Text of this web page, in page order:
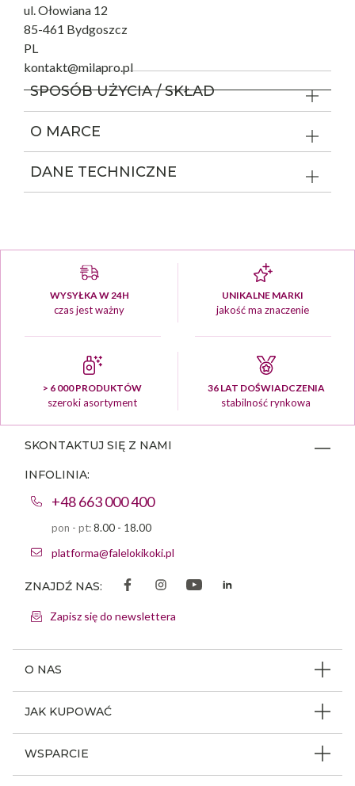
ul. Ołowiana 12
85-461 Bydgoszcz
PL
kontakt@milapro.pl
SPOSÓB UŻYCIA / SKŁAD
O MARCE
DANE TECHNICZNE
WYSYŁKA W 24H
czas jest ważny
UNIKALNE MARKI
jakość ma znaczenie
> 6 000 PRODUKTÓW
szeroki asortyment
36 LAT DOŚWIADCZENIA
stabilność rynkowa
O NAS
Dlaczego FLK
JAK KUPOWAĆ
WSPARCIE
SKONTAKTUJ SIĘ Z NAMI
INFOLINIA:
+48 663 000 400
pon - pt:8.00 - 18.00
platforma@falelokikoki.pl
ZNAJDŹ NAS:
Zapisz się do newslettera